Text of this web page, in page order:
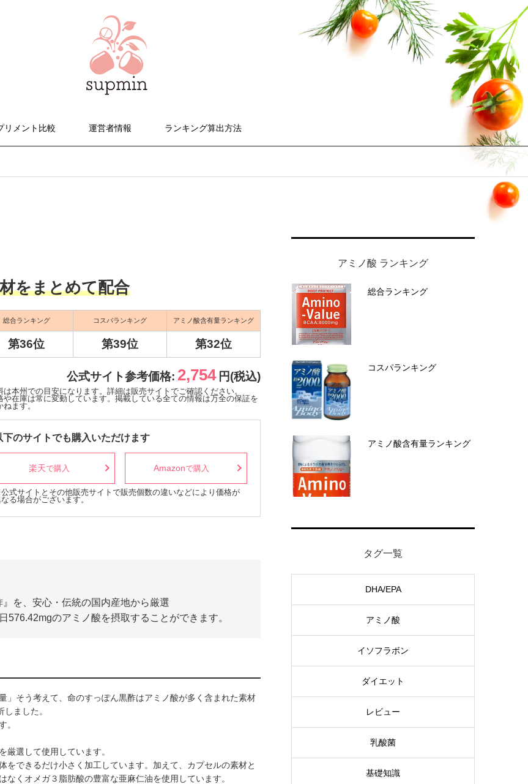
リメント比較 運営者情報 ランキング算出方法
をまとめて配合
総合ランキング コスパランキング アミノ酸含有量ランキング
第36位 第39位 第32位
公式サイト参考価格: 2,754 円(税込)
本州での目安になります。詳細は販売サイトでご確認ください。
在庫は常に変動しています。掲載している全ての情報は万全の保証を
ねます。
下のサイトでも購入いただけます
楽天で購入 Amazonで購入
式サイトとその他販売サイトで販売個数の違いなどにより価格が
る場合がございます。
を、安心・伝統の国内産地から厳選
576.42mgのアミノ酸を摂取することができます。
」そう考えて、命のすっぽん黒酢はアミノ酸が多く含まれた素材
ました。
。
厳選して使用しています。
できるだけ小さく加工しています。加えて、カプセルの素材と
くオメガ３脂肪酸の豊富な亜麻仁油を使用しています。
アミノ酸 ランキング
総合ランキング
コスパランキング
アミノ酸含有量ランキング
タグ一覧
DHA/EPA
アミノ酸
イソフラボン
ダイエット
レビュー
乳酸菌
基礎知識